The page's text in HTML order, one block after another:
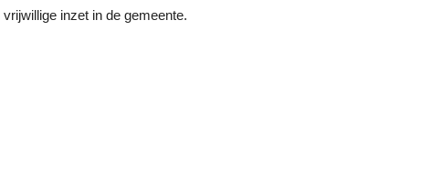
inzet in de gemeente.